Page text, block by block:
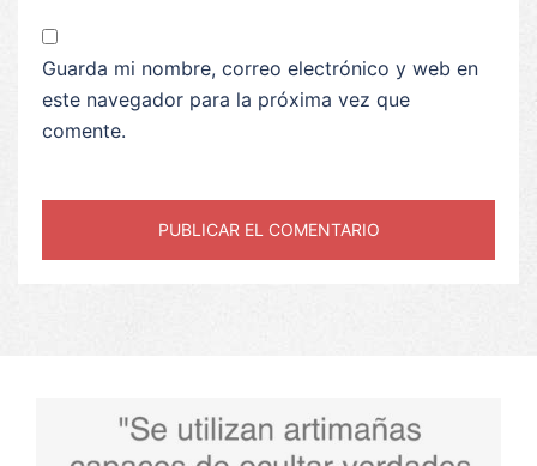
Guarda mi nombre, correo electrónico y web en
este navegador para la próxima vez que
comente.